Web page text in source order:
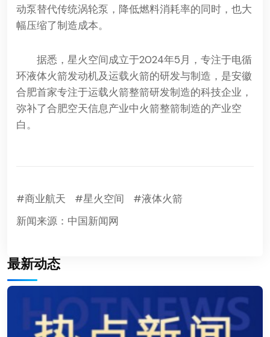
动泵替代传统涡轮泵，降低燃料消耗率的同时，也大
幅压缩了制造成本。
据悉，星火空间成立于2024年5月，专注于电循
环液体火箭发动机及运载火箭的研发与制造，是安徽
合肥首家专注于运载火箭整箭研发制造的科技企业，
弥补了合肥空天信息产业中火箭整箭制造的产业空
白。
#商业航天 #星火空间
#液体火箭
新闻来源：中国新闻网
最新动态